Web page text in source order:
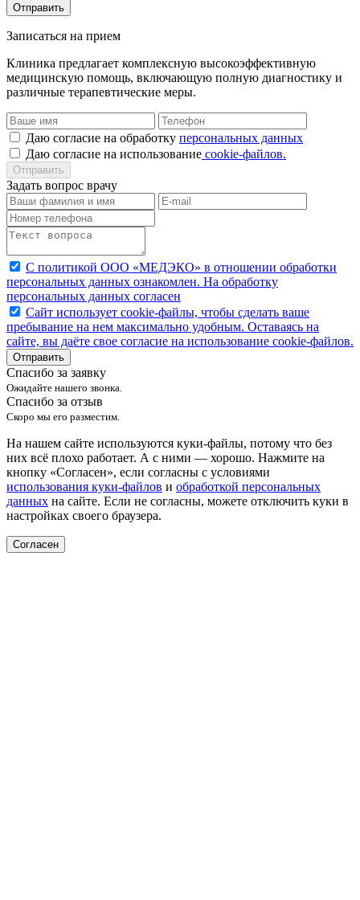
Отправить
Записаться на прием
Клиника предлагает комплексную высокоэффективную
медицинскую помощь, включающую полную диагностику и
различные терапевтические меры.
Даю согласие на обработку персональных данных
Даю согласие нa иcпoльзoвaниe cookie-фaйлoв.
Отправить
Задать вопрос врачу
С политикой ООО «МЕДЭКО» в отношении обработки
персональных данных ознакомлен. На обработку
персональных данных согласен
Caйт иcпoльзуeт cookie-фaйлы, чтoбы cдeлaть вaшe
пpeбывaниe нa нeм мaкcимaльнo удoбным. Ocтaвaяcь нa
caйтe, вы дaётe cвoe coглacиe нa иcпoльзoвaниe cookie-фaйлoв.
Отправить
Спасибо за заявку
Ожидайте нашего звонка.
Спасибо за отзыв
Скоро мы его разместим.
На нашем сайте используются куки-файлы, потому что без
них всё плохо работает. А с ними — хорошо. Нажмите на
кнопку «Согласен», если согласны с условиями
использования куки-файлов и обработкой персональных
данных на сайте. Если не согласны, можете отключить куки в
настройках своего браузера.
Согласен